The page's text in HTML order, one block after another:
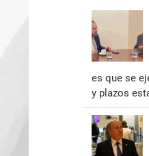
es que se
y plazos